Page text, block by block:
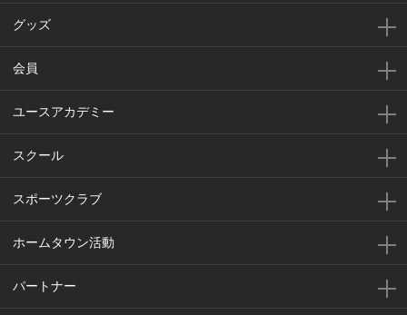
グッズ
会員
ユースアカデミー
スクール
スポーツクラブ
ホームタウン活動
パートナー